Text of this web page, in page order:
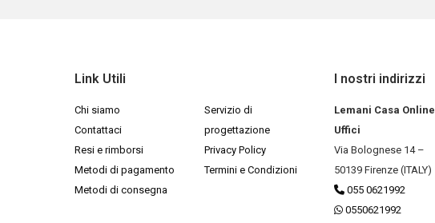
Link Utili
Chi siamo
Contattaci
Resi e rimborsi
Metodi di pagamento
Metodi di consegna
Servizio di
progettazione
Privacy Policy
Termini e Condizioni
I nostri indirizzi
Lemani Casa Online
Uffici
Via Bolognese 14 –
50139 Firenze (ITALY)
055 0621992
0550621992